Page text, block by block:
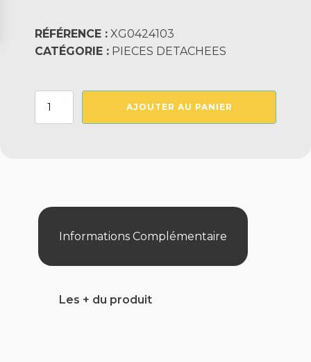
RÉFÉRENCE : XG0424103
CATÉGORIE : PIECES DETACHEES
quantité
AJOUTER AU PANIER
Informations Complémentaire
Les + du produit